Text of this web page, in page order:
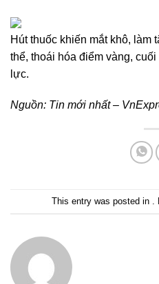
Hút thuốc khiến mắt khô, làm
thể, thoái hóa điểm vàng,
lực.
Nguồn: Tin mới nhất –
This entry was posted in .